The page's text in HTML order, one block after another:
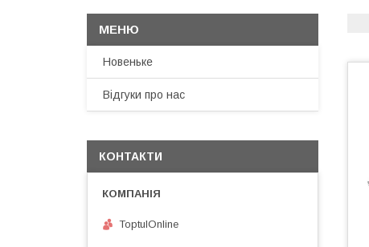
Новеньке
Відгуки про нас
КОНТАКТИ
ToptulOnline